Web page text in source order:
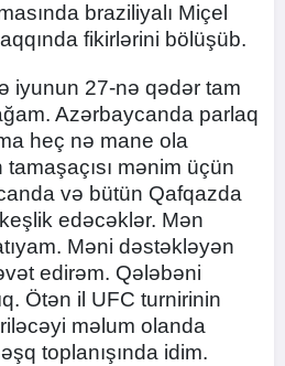
braziliyalı Miçel
fikirlərini bölüşüb.
iyunun 27-nə qədər tam
Azərbaycanda parlaq
heç nə mane ola
mənim üçün
və bütün Qafqazda
edəcəklər. Mən
Məni dəstəkləyən
edirəm. Qələbəni
Ötən il UFC turnirinin
məlum olanda
toplanışında idim.